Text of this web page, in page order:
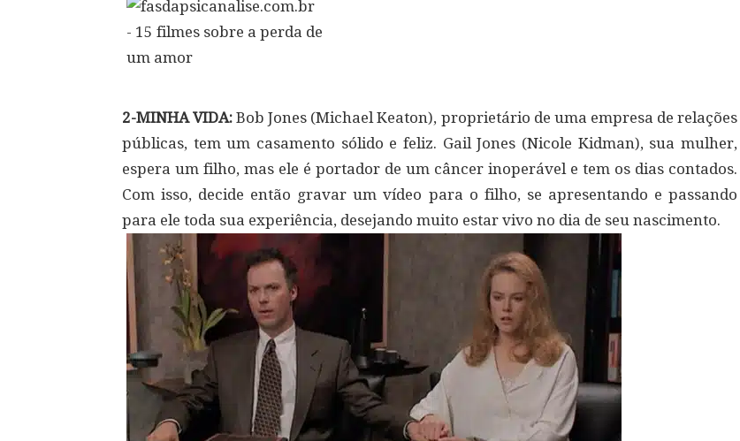
2-MINHA VIDA: Bob Jones (Michael Keaton), proprietário de uma empresa de relações
públicas, tem um casamento sólido e feliz. Gail Jones (Nicole Kidman), sua mulher,
espera um filho, mas ele é portador de um câncer inoperável e tem os dias contados.
Com isso, decide então gravar um vídeo para o filho, se apresentando e passando
para ele toda sua experiência, desejando muito estar vivo no dia de seu nascimento.